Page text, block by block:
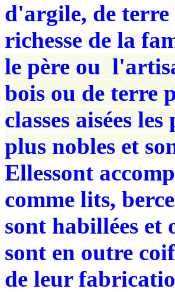
d'argile, de
richesse de la
le père ou
bois ou de terre
classes aisées
plus nobles et
Ellessont
comme lits,
sont habillées et
sont en outre
de leur